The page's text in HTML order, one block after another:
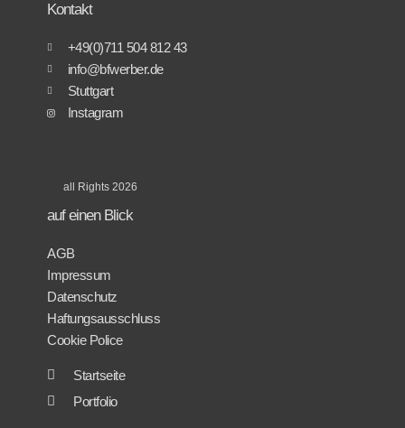
Kontakt
+49(0)711 504 812 43
info@bfwerber.de
Stuttgart
Instagram
all Rights 2026
auf einen Blick
AGB
Impressum
Datenschutz
Haftungsausschluss
Cookie Police
Startseite
Portfolio